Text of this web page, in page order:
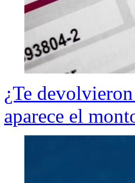
¿Te
aparece el